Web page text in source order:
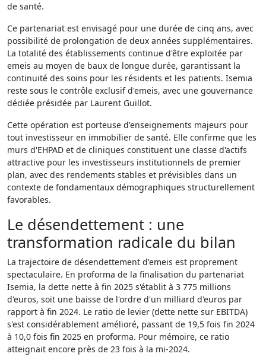
de santé.
Ce partenariat est envisagé pour une durée de cinq ans, avec
possibilité de prolongation de deux années supplémentaires.
La totalité des établissements continue d'être exploitée par
emeis au moyen de baux de longue durée, garantissant la
continuité des soins pour les résidents et les patients. Isemia
reste sous le contrôle exclusif d'emeis, avec une gouvernance
dédiée présidée par Laurent Guillot.
Cette opération est porteuse d'enseignements majeurs pour
tout investisseur en immobilier de santé. Elle confirme que les
murs d'EHPAD et de cliniques constituent une classe d'actifs
attractive pour les investisseurs institutionnels de premier
plan, avec des rendements stables et prévisibles dans un
contexte de fondamentaux démographiques structurellement
favorables.
Le désendettement : une
transformation radicale du bilan
La trajectoire de désendettement d'emeis est proprement
spectaculaire. En proforma de la finalisation du partenariat
Isemia, la dette nette à fin 2025 s'établit à 3 775 millions
d'euros, soit une baisse de l'ordre d'un milliard d'euros par
rapport à fin 2024. Le ratio de levier (dette nette sur EBITDA)
s'est considérablement amélioré, passant de 19,5 fois fin 2024
à 10,0 fois fin 2025 en proforma. Pour mémoire, ce ratio
atteignait encore près de 23 fois à la mi-2024.